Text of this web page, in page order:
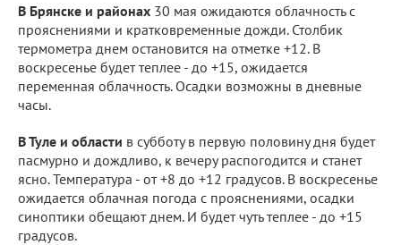
В Брянске и районах 30 мая ожидаются облачность с
прояснениями и кратковременные дожди. Столбик
термометра днем остановится на отметке +12. В
воскресенье будет теплее - до +15, ожидается
переменная облачность. Осадки возможны в дневные
часы.
В Туле и области в субботу в первую половину дня будет
пасмурно и дождливо, к вечеру распогодится и станет
ясно. Температура - от +8 до +12 градусов. В воскресенье
ожидается облачная погода с прояснениями, осадки
синоптики обещают днем. И будет чуть теплее - до +15
градусов.